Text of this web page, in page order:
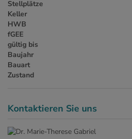
Stellplätze
Keller
HWB
fGEE
gültig bis
Baujahr
Bauart
Zustand
Kontaktieren Sie uns